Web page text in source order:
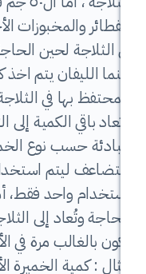
الأخرى أو
لحين الحاجة.
يتم اخذ كمية من
في الثلاجة وتسمى
الكمية إلى الثلاجة حيث
نوع الخميرة
استخدامها كلها
فقط، أما الأم
إلى الثلاجة حتى
مرة في الأسبوع.